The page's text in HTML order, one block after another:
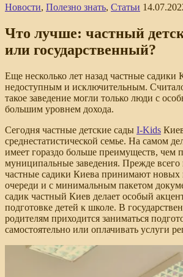
Новости, Полезно знать, Статьи
Что лучше: частный
или государственный?
Еще несколько лет назад частные
недоступным и исключительным.
такое заведение могли только люди с
большим уровнем дохода.
Сегодня частные детские сады I-Kids
среднестатистической семье. На самом
имеет гораздо больше преимуществ, чем
муниципальные заведения. Прежде всего
частные садики Киева принимают новых
очереди и с минимальным пакетом
садик частный Киев делает особый
подготовке детей к школе. В
родителям приходится заниматься
самостоятельно или оплачивать услуги